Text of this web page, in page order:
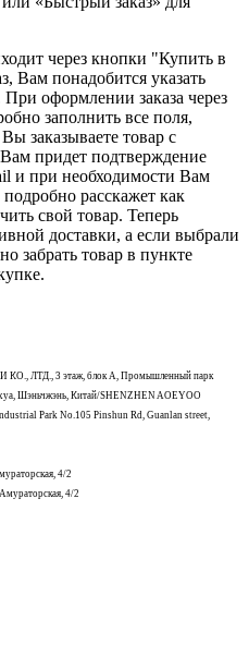
через кнопки "Купить в
Вам понадобится указать
оформлении заказа через
заполнить все поля,
заказываете товар с
придет подтверждение
и при необходимости Вам
расскажет как
свой товар. Теперь
доставки, а если выбрали
забрать товар в пункте
ЛТД., 3 этаж, блок А, Промышленный парк
Шэньчжэнь, Китай/SHENZHEN AOEYOO
Park No.105 Pinshun Rd, Guanlan street,
4/2
4/2